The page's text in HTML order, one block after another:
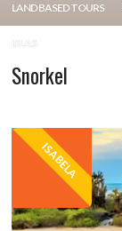
LAND BASED TOURS
ISLAS
Snorkel
ISABELA